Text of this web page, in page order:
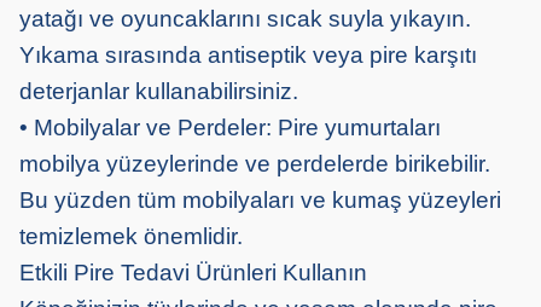
yatağı ve oyuncaklarını sıcak suyla yıkayın.
Yıkama sırasında antiseptik veya pire karşıtı
deterjanlar kullanabilirsiniz.
• Mobilyalar ve Perdeler: Pire yumurtaları
mobilya yüzeylerinde ve perdelerde birikebilir.
Bu yüzden tüm mobilyaları ve kumaş yüzeyleri
temizlemek önemlidir.
Etkili Pire Tedavi Ürünleri Kullanın